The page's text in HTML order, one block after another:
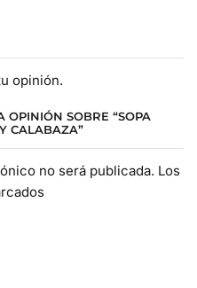
opinión.
OPINIÓN SOBRE “SOPA
CALABAZA”
no será publicada. Los